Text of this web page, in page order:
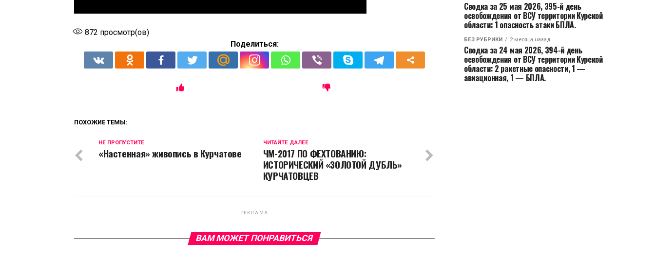
872 просмотр(ов)
Поделиться:
ПОХОЖИЕ ТЕМЫ:
ЧИТАЙТЕ ДАЛЕЕ
ЧМ-2017 ПО ФЕХТОВАНИЮ:
ИСТОРИЧЕСКИЙ «ЗОЛОТОЙ ДУБЛЬ»
КУРЧАТОВЦЕВ
НЕ ПРОПУСТИТЕ
«Настенная» живопись в Курчатове
РЕКЛАМА
ВАМ МОЖЕТ ПОНРАВИТЬСЯ
Сводка за 25 мая 2026, 395-й день
освобождения от ВСУ территории Курской
области: 1 опасность атаки БПЛА.
БЕЗ РУБРИКИ 2 месяца назад
Сводка за 24 мая 2026, 394-й день
освобождения от ВСУ территории Курской
области: 2 ракетные опасности, 1 —
авиационная, 1 — БПЛА.